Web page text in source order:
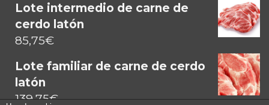
Lote intermedio de carne de
cerdo latón
85,75€
Lote familiar de carne de cerdo
latón
139,75€